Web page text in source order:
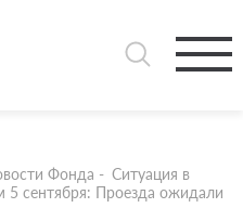
Фонда - Ситуация в
5 сентября: Проезда ожидали